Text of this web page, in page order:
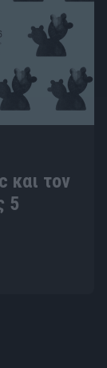
και τον
5